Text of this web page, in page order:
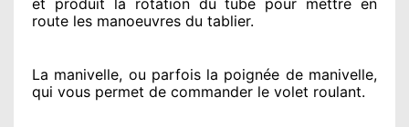
route les manoeuvres du tablier.
La manivelle, ou parfois la poignée de manivelle,
qui vous permet de commander le volet roulant.